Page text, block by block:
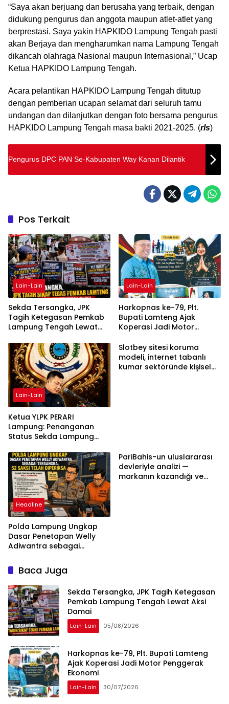
“Saya akan berjuang dan berusaha yang terbaik, dengan
didukung pengurus dan anggota maupun atlet-atlet yang
berprestasi. Saya yakin HAPKIDO Lampung Tengah pasti
akan Berjaya dan mengharumkan nama Lampung Tengah
dikancah olahraga Nasional maupun Internasional,” Ucap
Ketua HAPKIDO Lampung Tengah.
Acara pelantikan HAPKIDO Lampung Tengah ditutup
dengan pemberian ucapan selamat dari seluruh tamu
undangan dan dilanjutkan dengan foto bersama pengurus
HAPKIDO Lampung Tengah masa bakti 2021-2025. (rls)
Pengurus DPC PAN Se-Kabupaten Way Kanan Dilantik
Pos Terkait
Lain-Lain
Sekda Tersangka, JPK
Tagih Ketegasan Pemkab
Lampung Tengah Lewat
Lain-Lain
Harkopnas ke-79, Plt.
Bupati Lamteng Ajak
Koperasi Jadi Motor
Lain-Lain
Ketua YLPK PERARI
Lampung: Penanganan
Status Sekda Lampung
Berdasarkan Aturan,
Bukan Tekanan Opini
Slotbey sitesi koruma
modeli, internet tabanlı
kumar sektöründe kişisel
Headline
Polda Lampung Ungkap
Dasar Penetapan Welly
Adiwantra sebagai
Diperiksa
PariBahis-un uluslararası
devleriyle analizi —
markanın kazandığı ve
Baca Juga
Sekda Tersangka, JPK Tagih Ketegasan
Pemkab Lampung Tengah Lewat Aksi
Damai
Lain-Lain 05/08/2026
Harkopnas ke-79, Plt. Bupati Lamteng
Ajak Koperasi Jadi Motor Penggerak
Ekonomi
Lain-Lain 30/07/2026